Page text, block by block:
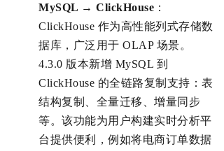
MySQL → ClickHouse ：
ClickHouse 作为高性能列式存储数
据库，广泛用于 OLAP 场景。
4.3.0 版本新增 MySQL 到
ClickHouse 的全链路复制支持：表
结构复制、全量迁移、增量同步
等。该功能为用户构建实时分析平
台提供便利，例如将电商订单数据